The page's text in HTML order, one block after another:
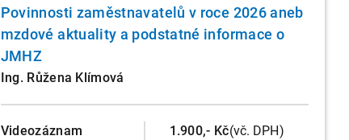
Povinnosti zaměstnavatelů v roce 2026 aneb
mzdové aktuality a podstatné informace o
JMHZ
Ing. Růžena Klímová
Videozáznam
1.900,- Kč(vč. DPH)